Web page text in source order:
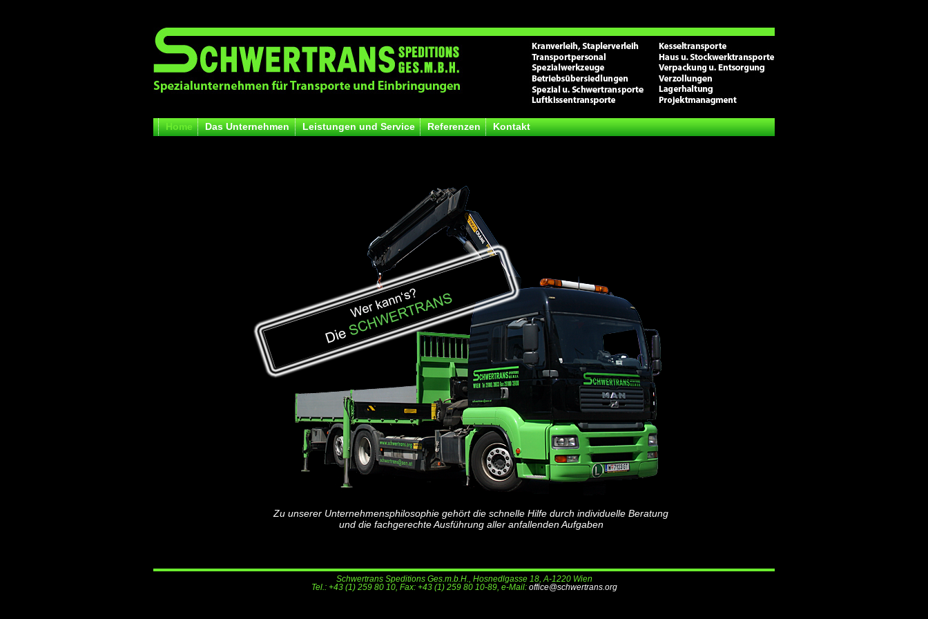
Home Das Unternehmen Leistungen und Service Referenzen Kontakt
Zu unserer Unternehmensphilosophie gehört die schnelle Hilfe durch individuelle Beratung
und die fachgerechte Ausführung aller anfallenden Aufgaben
Schwertrans Speditions Ges.m.b.H., Hosnedlgasse 18, A-1220 Wien
Tel.: +43 (1) 259 80 10, Fax: +43 (1) 259 80 10-89, e-Mail: office@schwertrans.org